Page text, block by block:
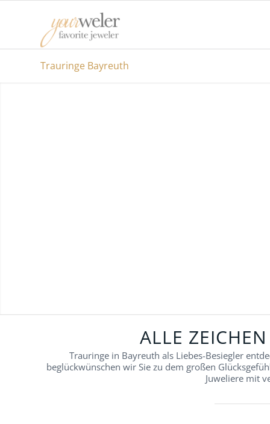
Trauringe Bayreuth
ALLE
Trauringe in Bayreuth als Liebes-Besiegler
beglückwünschen wir Sie zu dem großen
Juweliere mit